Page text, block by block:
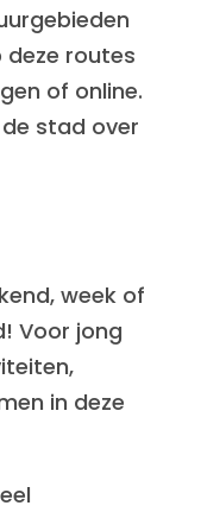
deze routes
of online.
stad over
week of
Voor jong
in deze